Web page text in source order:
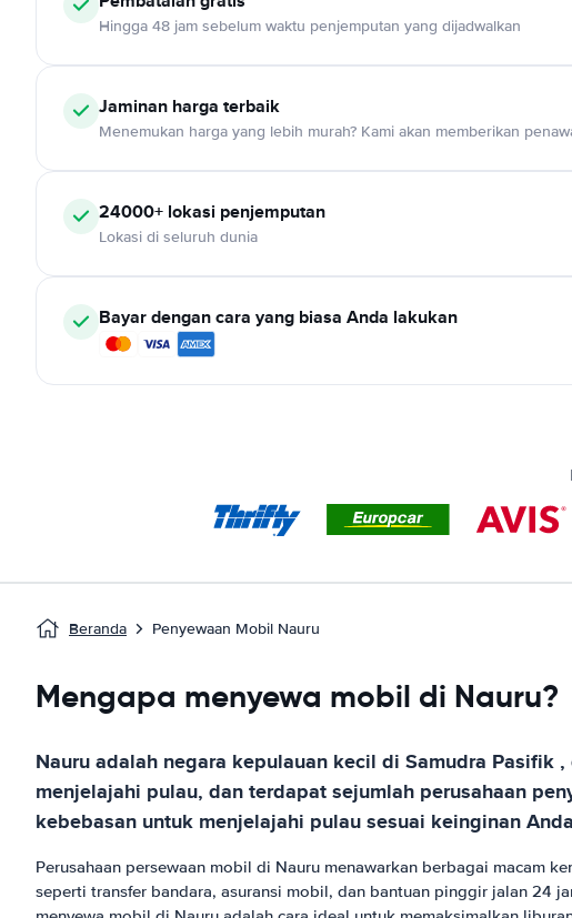
Hingga 48 jam sebelum waktu penjemputan yang dijadwalkan
Jaminan harga terbaik
Menemukan harga yang lebih murah? Kami akan memberikan
24000+ lokasi penjemputan
Lokasi di seluruh dunia
Bayar dengan cara yang biasa Anda lakukan
Beranda Penyewaan Mobil Nauru
Mengapa menyewa mobil di Nauru?
Nauru adalah negara kepulauan kecil di Samudra Pasifik
menjelajahi pulau, dan terdapat sejumlah perusahaan
kebebasan untuk menjelajahi pulau sesuai keinginan
Perusahaan persewaan mobil di Nauru menawarkan berbagai macam
seperti transfer bandara, asuransi mobil, dan bantuan pinggir jalan 24